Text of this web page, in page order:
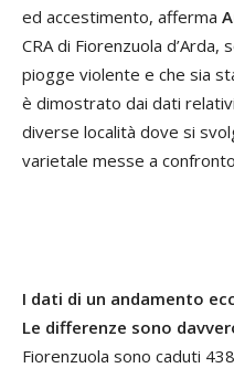
ed accestimento, afferma
CRA di Fiorenzuola
piogge violente e che sia
è dimostrato dai dati
diverse località dove si
varietale messe a
I dati di un andamento
Le differenze sono
Fiorenzuola sono caduti